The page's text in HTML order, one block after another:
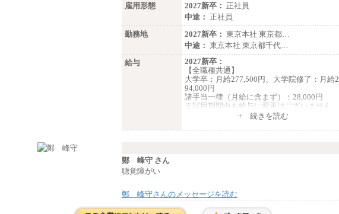
雇用形態
2027新卒： 正社員
中途： 正社員
勤務地
2027新卒： 東京本社 東京都…
中途： 東京本社 東京都千代…
給与
2027新卒：
【全職種共通】
大学卒：月給277,500円、大学院修了：月給2
94,000円
諸手当一律（月給に含まず）：28,000円
※試用期間中も給与に変更はございません
月給370,000円～
+ 続きを読む
鄭 峰守 さん
聴覚障がい
鄭 峰守さんのメッセージを読む